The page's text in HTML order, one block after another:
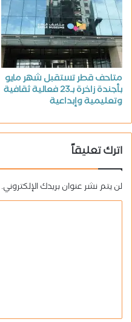
متاحف قطر تستقبل شهر مايو
بأجندة زاخرة بـ23 فعالية ثقافية
وتعليمية وإبداعية
اترك تعليقاً
لن يتم نشر عنوان بريدك الإلكتروني.
ق